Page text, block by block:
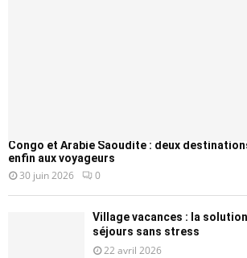
Congo et Arabie Saoudite : deux
enfin aux voyageurs
30 juin 2026 0
Village vacances : la
séjours sans stress
22 avril 2026